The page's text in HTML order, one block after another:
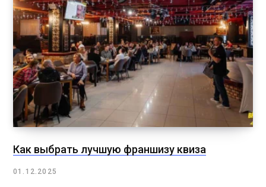
Как выбрать лучшую франшизу квиза
01.12.2025